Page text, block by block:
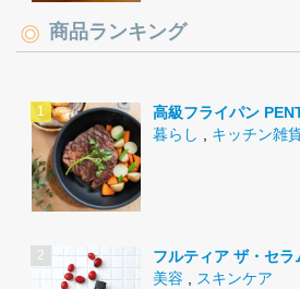
商品ランキング
高級フライパン
暮らし
キッチン雑
フルティア ザ・セラ
美容
スキンケア